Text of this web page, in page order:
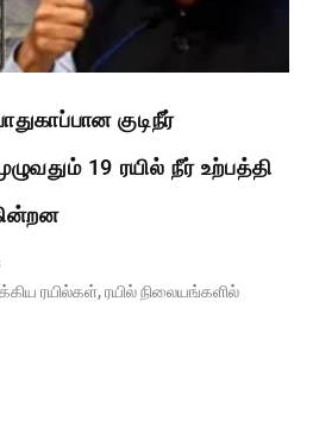
குடிநீர்
19 ரயில் நீர் உற்பத்தி
ரயில்கள், ரயில் நிலையங்களில்